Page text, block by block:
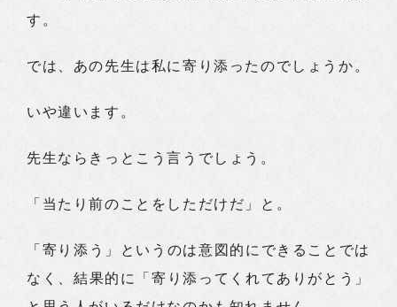
す。
では、あの先生は私に寄り添ったのでしょうか。
いや違います。
先生ならきっとこう言うでしょう。
「当たり前のことをしただけだ」と。
「寄り添う」というのは意図的にできることでは
なく、結果的に「寄り添ってくれてありがとう」